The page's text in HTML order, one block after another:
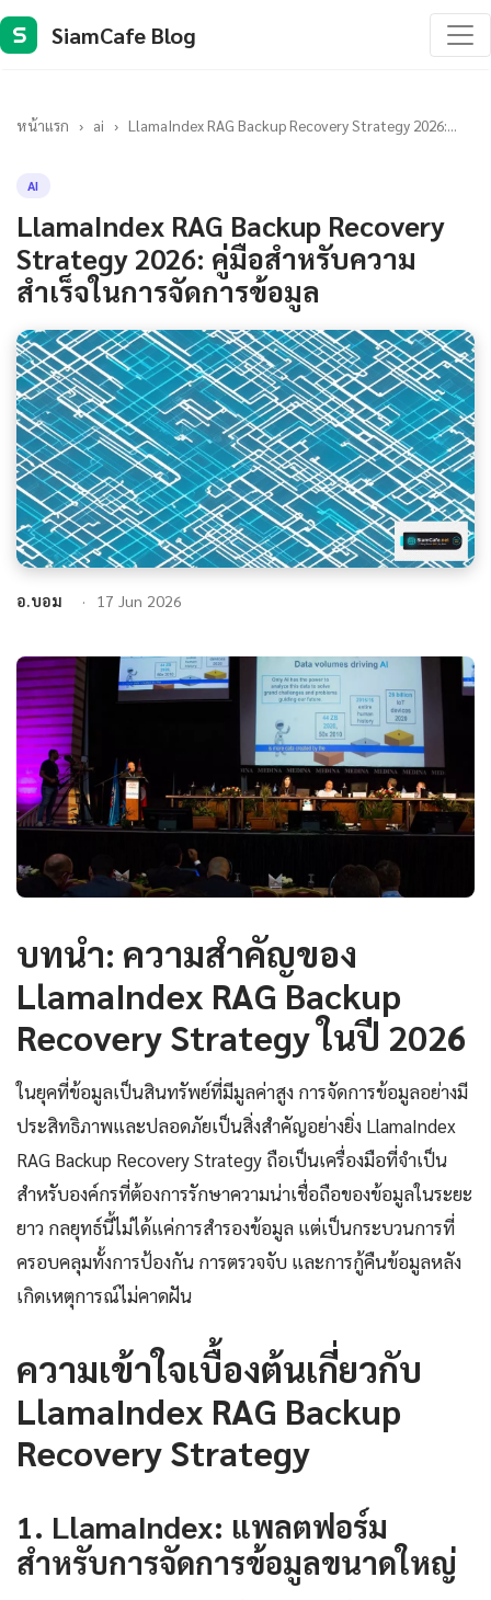
S SiamCafe Blog
หน้าแรก › ai › LlamaIndex RAG Backup Recovery Strategy 2026:...
AI
LlamaIndex RAG Backup Recovery
Strategy 2026: คู่มือสำหรับความ
สำเร็จในการจัดการข้อมูล
อ.บอม 17 Jun 2026
บทนำ: ความสำคัญของ
LlamaIndex RAG Backup
Recovery Strategy ในปี 2026
ในยุคที่ข้อมูลเป็นสินทรัพย์ที่มีมูลค่าสูง การจัดการข้อมูลอย่างมี
ประสิทธิภาพและปลอดภัยเป็นสิ่งสำคัญอย่างยิ่ง LlamaIndex
RAG Backup Recovery Strategy ถือเป็นเครื่องมือที่จำเป็น
สำหรับองค์กรที่ต้องการรักษาความน่าเชื่อถือของข้อมูลในระยะ
ยาว กลยุทธ์นี้ไม่ได้แค่การสำรองข้อมูล แต่เป็นกระบวนการที่
ครอบคลุมทั้งการป้องกัน การตรวจจับ และการกู้คืนข้อมูลหลัง
เกิดเหตุการณ์ไม่คาดฝัน
ความเข้าใจเบื้องต้นเกี่ยวกับ
LlamaIndex RAG Backup
Recovery Strategy
1. LlamaIndex: แพลตฟอร์ม
สำหรับการจัดการข้อมูลขนาดใหญ่